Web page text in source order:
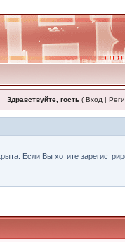
Здравствуйте, гость (Вход |
Если Вы хотите